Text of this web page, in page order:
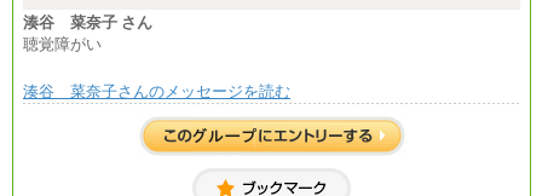
湊谷 菜奈子 さん
聴覚障がい
湊谷 菜奈子さんのメッセージを読む